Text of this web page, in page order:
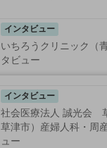
インタビュー
いちろうクリニック（
タビュー
インタビュー
社会医療法人 誠光会
草津市）産婦人科・周
ュー